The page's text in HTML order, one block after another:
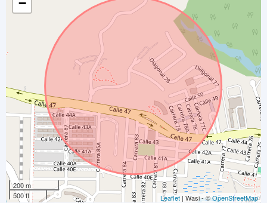
−
200 m
500 ft
Leaflet | Wasi - ©OpenStreetMap